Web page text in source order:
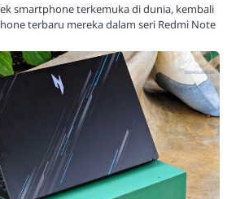
smartphone terkemuka di dunia, kembali
terbaru mereka dalam seri Redmi Note